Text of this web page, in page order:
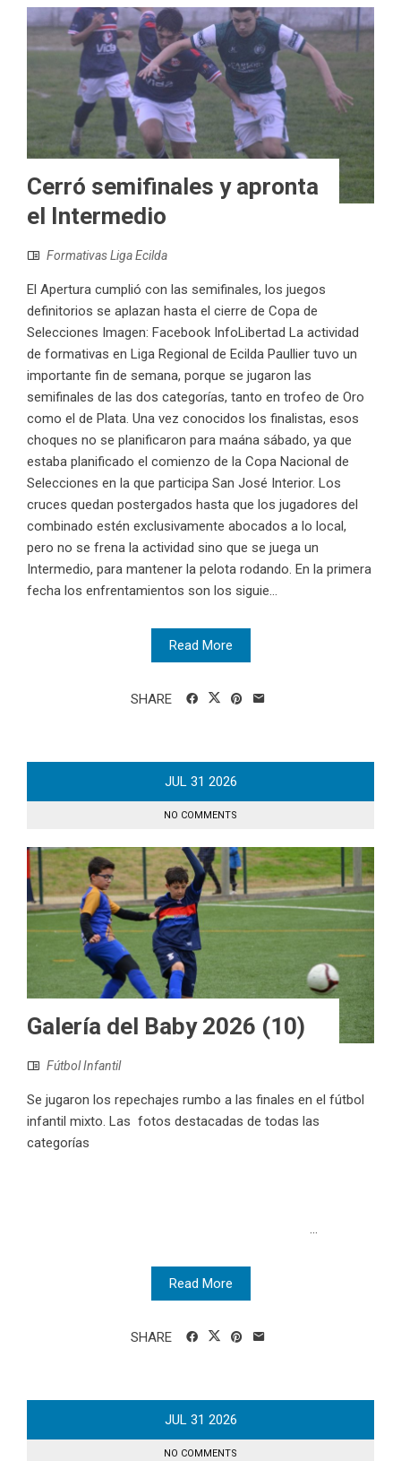
Cerró semifinales y apronta
el Intermedio
Formativas Liga Ecilda
El Apertura cumplió con las semifinales, los juegos
definitorios se aplazan hasta el cierre de Copa de
Selecciones Imagen: Facebook InfoLibertad La actividad
de formativas en Liga Regional de Ecilda Paullier tuvo un
importante fin de semana, porque se jugaron las
semifinales de las dos categorías, tanto en trofeo de Oro
como el de Plata. Una vez conocidos los finalistas, esos
choques no se planificaron para maána sábado, ya que
estaba planificado el comienzo de la Copa Nacional de
Selecciones en la que participa San José Interior. Los
cruces quedan postergados hasta que los jugadores del
combinado estén exclusivamente abocados a lo local,
pero no se frena la actividad sino que se juega un
Intermedio, para mantener la pelota rodando. En la primera
fecha los enfrentamientos son los siguie...
Read More
SHARE
JUL 31 2026
NO COMMENTS
Galería del Baby 2026 (10)
Fútbol Infantil
Se jugaron los repechajes rumbo a las finales en el fútbol
infantil mixto. Las fotos destacadas de todas las
categorías
Read More
SHARE
JUL 31 2026
NO COMMENTS